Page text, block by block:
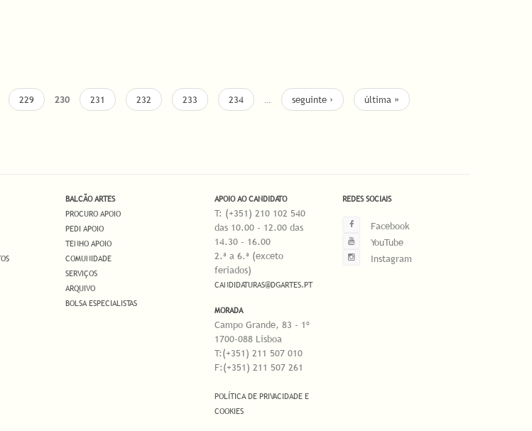
229 230 231 232 233 234 … seguinte › última »
BALCÃO ARTES
PROCURO APOIO
PEDI APOIO
TENHO APOIO
COMUNIDADE
SERVIÇOS
ARQUIVO
BOLSA ESPECIALISTAS
APOIO AO CANDIDATO
T: (+351) 210 102 540
das 10.00 - 12.00 das
14.30 - 16.00
2.ª a 6.ª (exceto
feriados)
CANDIDATURAS@DGARTES.PT
MORADA
Campo Grande, 83 - 1º
1700-088 Lisboa
T:(+351) 211 507 010
F:(+351) 211 507 261
POLÍTICA DE PRIVACIDADE E
COOKIES
REDES SOCIAIS
Facebook
YouTube
Instagram